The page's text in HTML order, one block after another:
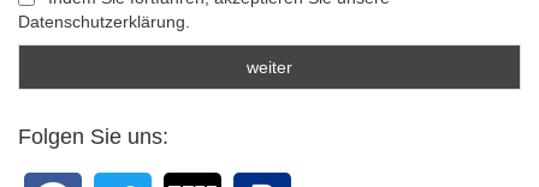
Datenschutzerklärung.
Folgen Sie uns: